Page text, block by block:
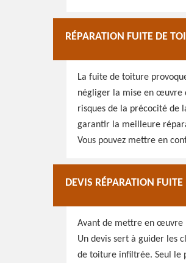
RÉPARATION FUITE DE
La fuite de toiture
négliger la mise en œuvre
risques de la précocité de
garantir la meilleure
Vous pouvez mettre en
DEVIS RÉPARATION
Avant de mettre en œuvre
Un devis sert à guider les
de toiture infiltrée. Seul le